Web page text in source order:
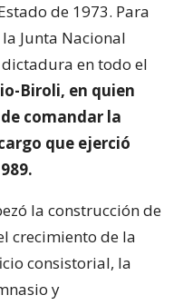
de 1973. Para
Junta Nacional
en todo el
Biroli, en quien
comandar la
que ejerció
la construcción de
crecimiento de la
consistorial, la
y